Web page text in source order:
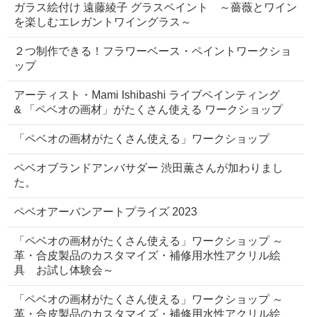
ガラス絵付け 遠藤綾子 グラスペイント ～薔薇とワイン
を楽しむエレガントワイングラス～
２つ制作できる！フラワーベース・ペイントワークショ
ップ
アーティスト・Mami Ishibashi ライブペインティング
& 「ペベオの画材」がたくさん使える ワークショップ
「ペベオの画材がたくさん使える」ワークショップ
ペベオブランドアンバサダー 渋田薫さんが加わりまし
た。
ペベオアーバンアートプライズ 2023
「ペベオの画材がたくさん使える」ワークショップ ～
革・合皮製品のカスタマイズ・補修用水性アクリル絵
具 お試し体験会～
「ペベオの画材がたくさん使える」ワークショップ ～
革・合皮製品のカスタマイズ・補修用水性アクリル絵